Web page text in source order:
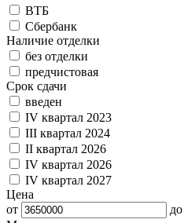
ВТБ
Сбербанк
Наличие отделки
без отделки
предчистовая
Срок сдачи
введен
IV квартал 2023
III квартал 2024
II квартал 2026
IV квартал 2026
IV квартал 2027
Цена
от
до